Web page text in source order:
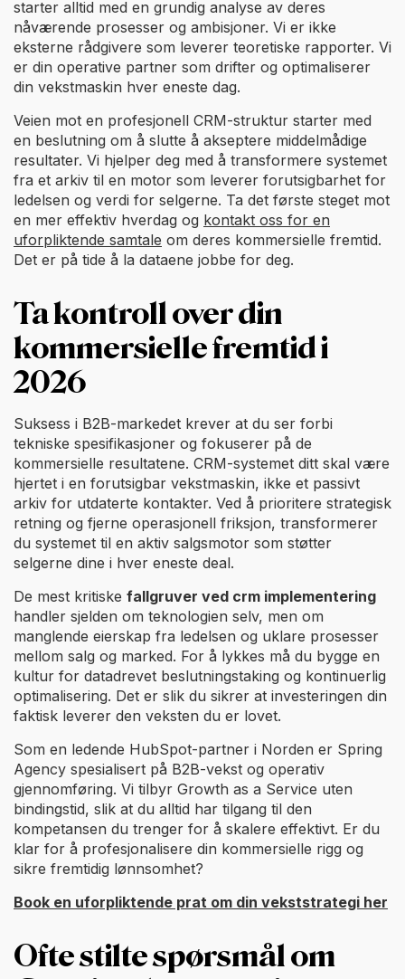
starter alltid med en grundig analyse av deres
nåværende prosesser og ambisjoner. Vi er ikke
eksterne rådgivere som leverer teoretiske rapporter. Vi
er din operative partner som drifter og optimaliserer
din vekstmaskin hver eneste dag.
Veien mot en profesjonell CRM-struktur starter med
en beslutning om å slutte å akseptere middelmådige
resultater. Vi hjelper deg med å transformere systemet
fra et arkiv til en motor som leverer forutsigbarhet for
ledelsen og verdi for selgerne. Ta det første steget mot
en mer effektiv hverdag og kontakt oss for en
uforpliktende samtale om deres kommersielle fremtid.
Det er på tide å la dataene jobbe for deg.
Ta kontroll over din
kommersielle fremtid i
2026
Suksess i B2B-markedet krever at du ser forbi
tekniske spesifikasjoner og fokuserer på de
kommersielle resultatene. CRM-systemet ditt skal være
hjertet i en forutsigbar vekstmaskin, ikke et passivt
arkiv for utdaterte kontakter. Ved å prioritere strategisk
retning og fjerne operasjonell friksjon, transformerer
du systemet til en aktiv salgsmotor som støtter
selgerne dine i hver eneste deal.
De mest kritiske fallgruver ved crm implementering
handler sjelden om teknologien selv, men om
manglende eierskap fra ledelsen og uklare prosesser
mellom salg og marked. For å lykkes må du bygge en
kultur for datadrevet beslutningstaking og kontinuerlig
optimalisering. Det er slik du sikrer at investeringen din
faktisk leverer den veksten du er lovet.
Som en ledende HubSpot-partner i Norden er Spring
Agency spesialisert på B2B-vekst og operativ
gjennomføring. Vi tilbyr Growth as a Service uten
bindingstid, slik at du alltid har tilgang til den
kompetansen du trenger for å skalere effektivt. Er du
klar for å profesjonalisere din kommersielle rigg og
sikre fremtidig lønnsomhet?
Book en uforpliktende prat om din vekststrategi her
Ofte stilte spørsmål om